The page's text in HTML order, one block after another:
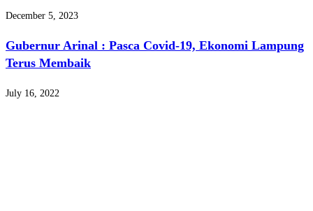
December 5, 2023
Gubernur Arinal : Pasca Covid-19, Ekonomi Lampung
Terus Membaik
July 16, 2022